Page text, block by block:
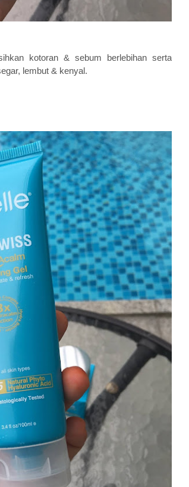
kotoran & sebum berlebihan serta
lembut & kenyal.